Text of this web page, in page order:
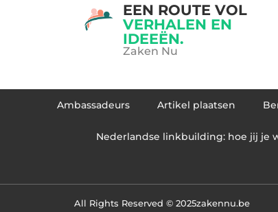
EEN ROUTE VOL
VERHALEN EN
IDEEËN.
Zaken Nu
Ambassadeurs Artikel plaatsen
Nederlandse linkbuilding: hoe jij je
All Rights Reserved © 2025zakennu.be